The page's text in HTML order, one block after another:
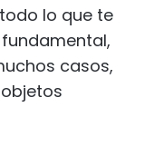
lo que te
casos,